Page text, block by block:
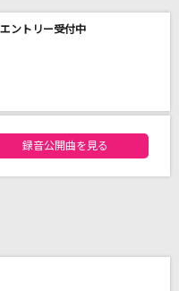
ントリー受付中
リーランキング
録音公開曲を見る